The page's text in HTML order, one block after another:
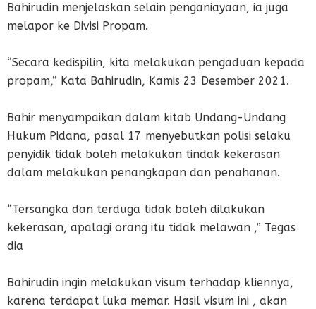
Bahirudin menjelaskan selain penganiayaan, ia juga
melapor ke Divisi Propam.
“Secara kedispilin, kita melakukan pengaduan kepada
propam,” Kata Bahirudin, Kamis 23 Desember 2021.
Bahir menyampaikan dalam kitab Undang-Undang
Hukum Pidana, pasal 17 menyebutkan polisi selaku
penyidik tidak boleh melakukan tindak kekerasan
dalam melakukan penangkapan dan penahanan.
“Tersangka dan terduga tidak boleh dilakukan
kekerasan, apalagi orang itu tidak melawan ,” Tegas
dia
Bahirudin ingin melakukan visum terhadap kliennya,
karena terdapat luka memar. Hasil visum ini , akan